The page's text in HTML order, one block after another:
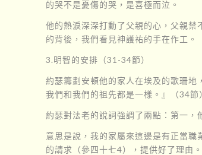
的哭不是憂傷的哭，是喜極而泣。
他的熱淚深深打動了父親的心，父親
的背後，我們看見神護祐的手在作工。
3.明智的安排（31-34節）
約瑟籌劃安頓他的家人在埃及的歌珊地
我們和我們的祖先都是一樣。』（34節
約瑟對法老的說詞強調了兩點：第一，
意思是說，我的家屬來這邊是有正當
的請求（參四十七4），提供好了理由。